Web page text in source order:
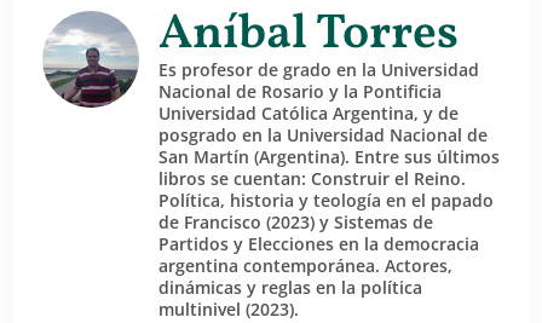
Aníbal Torres
Es profesor de grado en la Universidad
Nacional de Rosario y la Pontificia
Universidad Católica Argentina, y de
posgrado en la Universidad Nacional de
San Martín (Argentina). Entre sus últimos
libros se cuentan: Construir el Reino.
Política, historia y teología en el papado
de Francisco (2023) y Sistemas de
Partidos y Elecciones en la democracia
argentina contemporánea. Actores,
dinámicas y reglas en la política
multinivel (2023).